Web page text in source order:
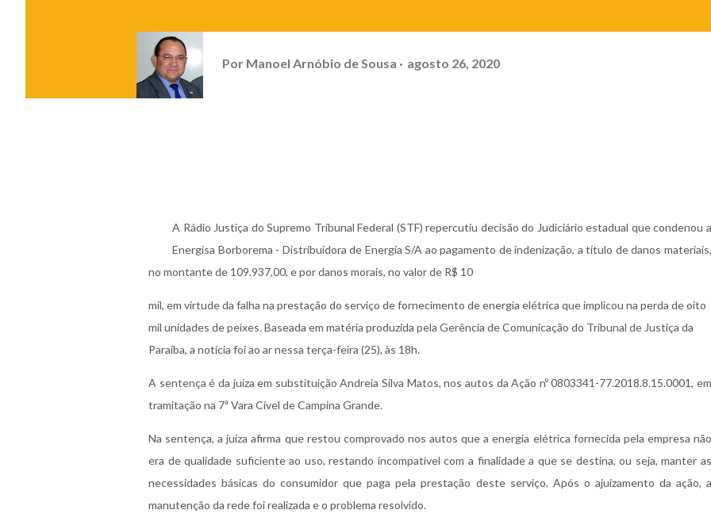
Por Manoel Arnóbio de Sousa agosto 26, 2020
A Rádio Justiça do Supremo Tribunal Federal (STF) repercutiu decisão do Judiciário estadual que condenou a
Energisa Borborema - Distribuidora de Energia S/A ao pagamento de indenização, a título de danos materiais,
no montante de 109.937,00, e por danos morais, no valor de R$ 10
mil, em virtude da falha na prestação do serviço de fornecimento de energia elétrica que implicou na perda de oito
mil unidades de peixes. Baseada em matéria produzida pela Gerência de Comunicação do Tribunal de Justiça da
Paraíba, a notícia foi ao ar nessa terça-feira (25), às 18h.
A sentença é da juíza em substituição Andreia Silva Matos, nos autos da Ação nº 0803341-77.2018.8.15.0001, em
tramitação na 7ª Vara Cível de Campina Grande.
Na sentença, a juíza afirma que restou comprovado nos autos que a energia elétrica fornecida pela empresa não
era de qualidade suficiente ao uso, restando incompatível com a finalidade a que se destina, ou seja, manter as
necessidades básicas do consumidor que paga pela prestação deste serviço. Após o ajuizamento da ação, a
manutenção da rede foi realizada e o problema resolvido.